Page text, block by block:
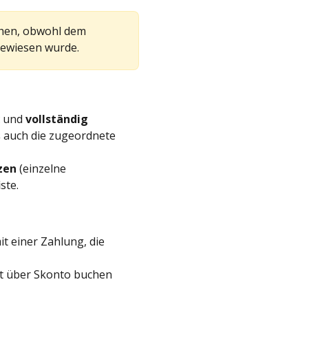
obwohl dem
wurde.
vollständig
die zugeordnete
(einzelne
einer Zahlung, die
über Skonto buchen